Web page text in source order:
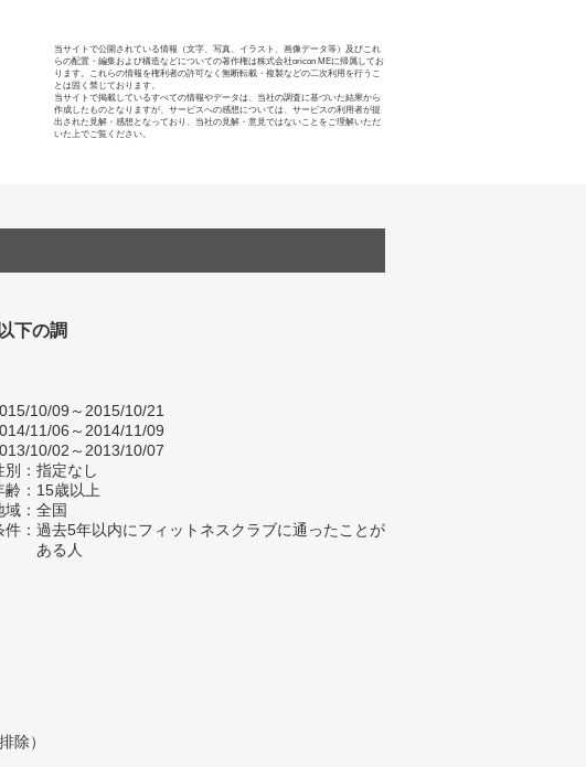
当サイトで公開されている情報（文字、写真、イラスト、画像データ等）及びこれ
らの配置・編集および構造などについての著作権は株式会社oricon MEに帰属してお
ります。これらの情報を権利者の許可なく無断転載・複製などの二次利用を行うこ
とは固く禁じております。
当サイトで掲載しているすべての情報やデータは、当社の調査に基づいた結果から
作成したものとなりますが、サービスへの感想については、サービスの利用者が提
出された見解・感想となっており、当社の見解・意見ではないことをご理解いただ
いた上でご覧ください。
下の調
10/09～2015/10/21
11/06～2014/11/09
10/02～2013/10/07
別：指定なし
齢：15歳以上
域：全国
件：過去5年以内にフィットネスクラブに通ったことが
ある人
除）